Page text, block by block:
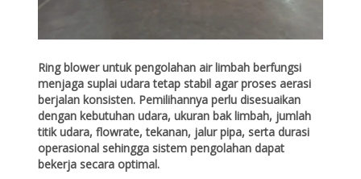
Ring blower untuk pengolahan air limbah berfungsi
menjaga suplai udara tetap stabil agar proses aerasi
berjalan konsisten. Pemilihannya perlu disesuaikan
dengan kebutuhan udara, ukuran bak limbah, jumlah
titik udara, flowrate, tekanan, jalur pipa, serta durasi
operasional sehingga sistem pengolahan dapat
bekerja secara optimal.